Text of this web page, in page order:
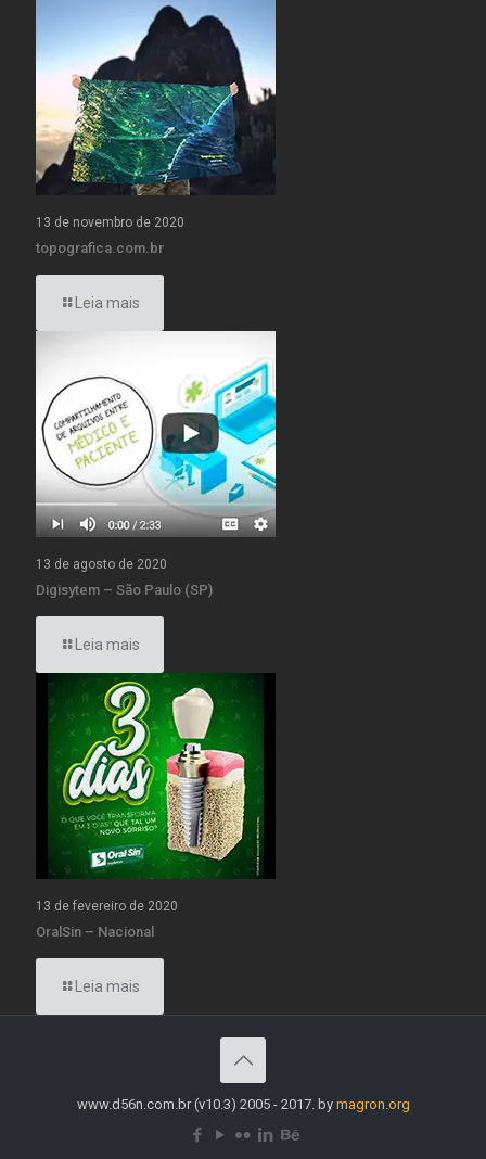
13 de novembro de 2020
topografica.com.br
Leia mais
13 de agosto de 2020
Digisytem – São Paulo (SP)
Leia mais
13 de fevereiro de 2020
OralSin – Nacional
Leia mais
www.d56n.com.br (v10.3) 2005 - 2017. by magron.org